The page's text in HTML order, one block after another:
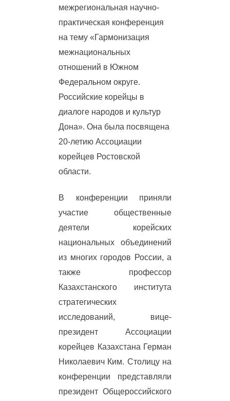
межрегиональная научно-
практическая конференция
на тему «Гармонизация
межнациональных
отношений в Южном
Федеральном округе.
Российские корейцы в
диалоге народов и культур
Дона». Она была посвящена
20-летию Ассоциации
корейцев Ростовской
области.
В конференции приняли
участие общественные
деятели корейских
национальных объединений
из многих городов России, а
также профессор
Казахстанского института
стратегических
исследований, вице-
президент Ассоциации
корейцев Казахстана Герман
Николаевич Ким. Столицу на
конференции представляли
президент Общероссийского